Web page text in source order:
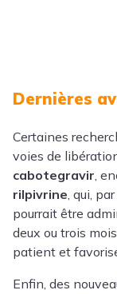
Dernières
Certaines
voies de
cabotegravir,
rilpivrine, qui,
pourrait être
deux ou trois
patient et
Enfin, des